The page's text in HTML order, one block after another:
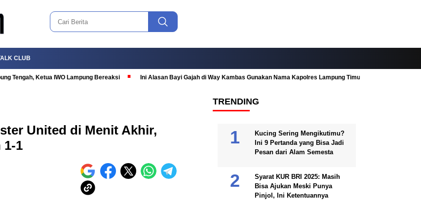
CLUB
Tengah, Ketua IWO Lampung Bereaksi Ini Alasan Bayi Gajah di Way Kambas Gunakan Nama Kapolres Lampung Timur
United di Menit Akhir,
1-1
TRENDING
Kucing Sering Mengikutimu?
Ini 9 Pertanda yang Bisa Jadi
Pesan dari Alam Semesta
Syarat KUR BRI 2025: Masih
Bisa Ajukan Meski Punya
Pinjol, Ini Ketentuannya